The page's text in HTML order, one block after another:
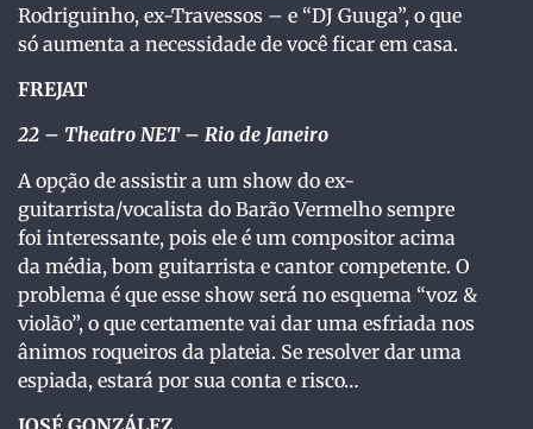
Rodriguinho, ex-Travessos – e “DJ Guuga”, o que
só aumenta a necessidade de você ficar em casa.
FREJAT
22 – Theatro NET – Rio de Janeiro
A opção de assistir a um show do ex-
guitarrista/vocalista do Barão Vermelho sempre
foi interessante, pois ele é um compositor acima
da média, bom guitarrista e cantor competente. O
problema é que esse show será no esquema “voz &
violão”, o que certamente vai dar uma esfriada nos
ânimos roqueiros da plateia. Se resolver dar uma
espiada, estará por sua conta e risco…